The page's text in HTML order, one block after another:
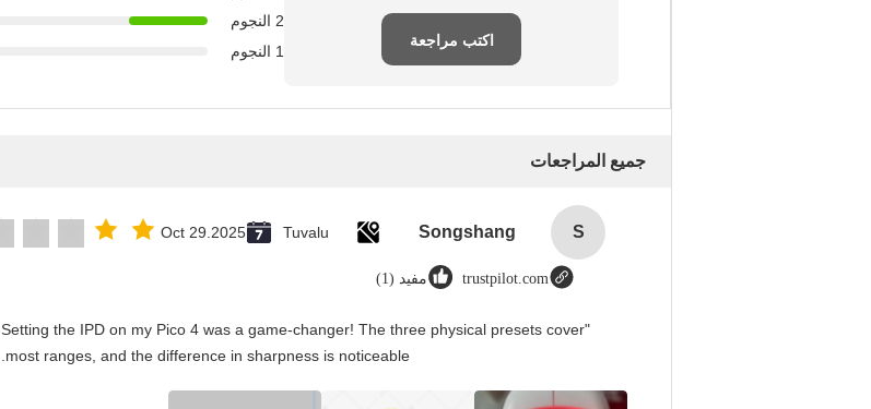
اكتب مراجعة
2 النجوم
1 النجوم
جميع المراجعات
S
Songshang
Tuvalu
Oct 29.2025
trustpilot.com مفيد (1)
"Setting the IPD on my Pico 4 was a game-changer! The three physical presets cover
most ranges, and the difference in sharpness is noticeable.